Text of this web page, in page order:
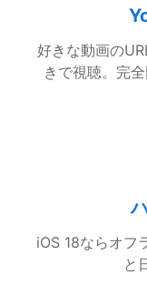
好きな動画の
きで視聴。完
iOS 18ならオフ
と